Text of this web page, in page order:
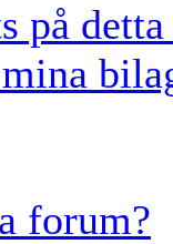
på
forum?